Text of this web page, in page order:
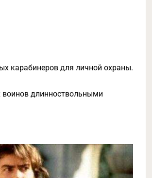
карабинеров для личной охраны.
воинов длинноствольными